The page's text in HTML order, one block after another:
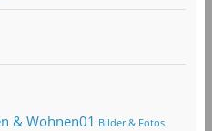
& Wohnen01 Bilder & Fotos